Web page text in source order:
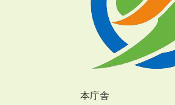
本庁舎